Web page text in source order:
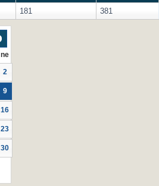
181 381
ne
2
9
16
23
30